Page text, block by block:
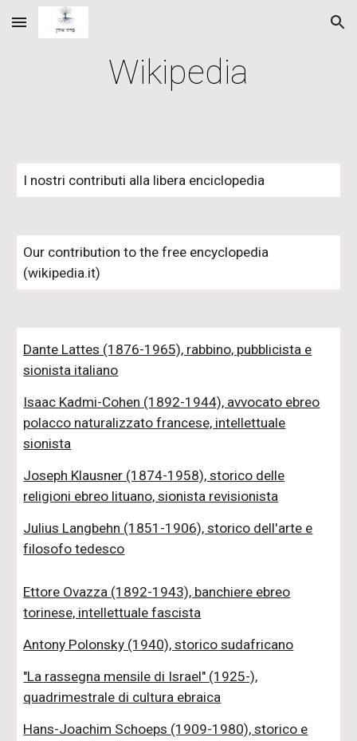
Skip to main content Skip to navigation
Wikipedia
I nostri contributi alla libera enciclopedia
Our contribution to the free encyclopedia
(wikipedia.it)
Dante Lattes (1876-1965), rabbino, pubblicista e
sionista italiano
Isaac Kadmi-Cohen (1892-1944), avvocato ebreo
polacco naturalizzato francese, intellettuale
sionista
Joseph Klausner (1874-1958), storico delle
religioni ebreo lituano, sionista revisionista
Julius Langbehn (1851-1906), storico dell'arte e
filosofo tedesco
Ettore Ovazza (1892-1943), banchiere ebreo
torinese, intellettuale fascista
Antony Polonsky (1940), storico sudafricano
"La rassegna mensile di Israel" (1925-),
quadrimestrale di cultura ebraica
Hans-Joachim Schoeps (1909-1980), storico e